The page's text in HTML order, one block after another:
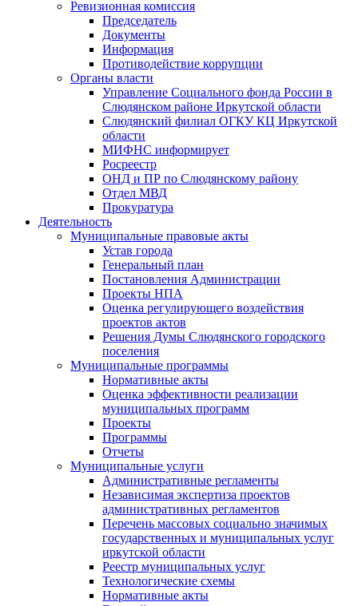
Ревизионная комиссия
Председатель
Документы
Информация
Противодействие коррупции
Органы власти
Управление Социального фонда России в
Слюдянском районе Иркутской области
Слюдянский филиал ОГКУ КЦ Иркутской
области
МИФНС информирует
Росреестр
ОНД и ПР по Слюдянскому району
Отдел МВД
Прокуратура
Деятельность
Муниципальные правовые акты
Устав города
Генеральный план
Постановления Администрации
Проекты НПА
Оценка регулирующего воздействия
проектов актов
Решения Думы Слюдянского городского
поселения
Муниципальные программы
Нормативные акты
Оценка эффективности реализации
муниципальных программ
Проекты
Программы
Отчеты
Муниципальные услуги
Административные регламенты
Независимая экспертиза проектов
административных регламентов
Перечень массовых социально значимых
государственных и муниципальных услуг
иркутской области
Реестр муниципальных услуг
Технологические схемы
Нормативные акты